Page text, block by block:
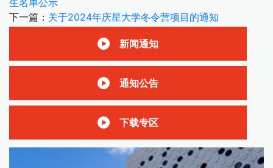
生名单公示
下一篇： 关于2024年庆星大学冬令营项目的通知
新闻通知
通知公告
下载专区